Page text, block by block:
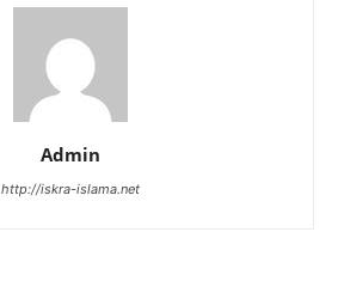
Admin
http://iskra-islama.net